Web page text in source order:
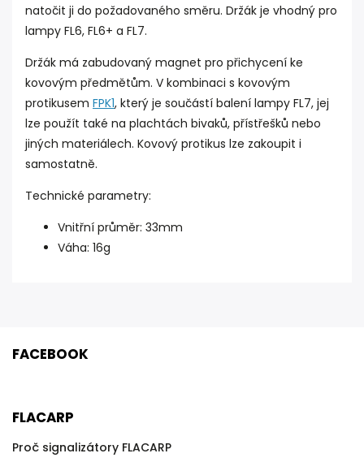
natočit ji do požadovaného směru. Držák je vhodný pro
lampy FL6, FL6+ a FL7.
Držák má zabudovaný magnet pro přichycení ke
kovovým předmětům. V kombinaci s kovovým
protikusem FPK1, který je součástí balení lampy FL7, jej
lze použít také na plachtách bivaků, přístřešků nebo
jiných materiálech. Kovový protikus lze zakoupit i
samostatně.
Technické parametry:
Vnitřní průměr: 33mm
Váha: 16g
FACEBOOK
FLACARP
Proč signalizátory FLACARP